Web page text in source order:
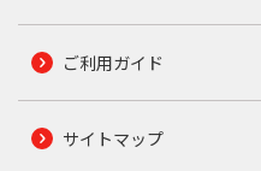
ご利用ガイド
サイトマップ